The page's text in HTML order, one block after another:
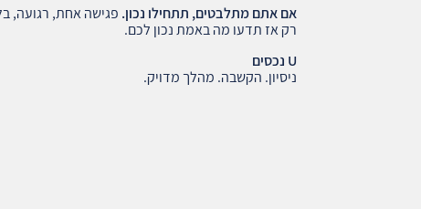
אם אתם מתלבטים, תתחילו נכון. פגישה אחת, רגועה,
רק אז תדעו מה באמת נכון לכם.
U נכסים
ניסיון. הקשבה. מהלך מדויק.